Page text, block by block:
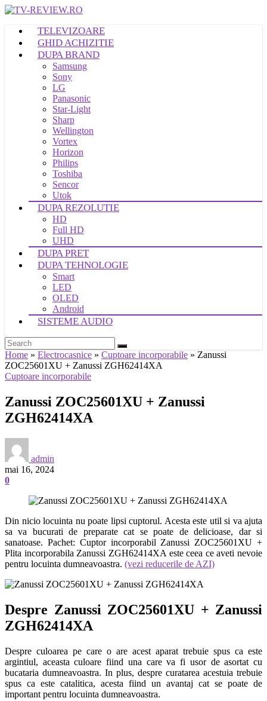
TELEVIZOARE
GHID ACHIZITIE
DUPA BRAND
Samsung
Sony
LG
Panasonic
Star-Light
Sharp
Wellington
Vortex
Horizon
Philips
Toshiba
Sencor
Utok
DUPA REZOLUTIE
HD
Full HD
UHD
DUPA PRET
DUPA TEHNOLOGIE
Smart
LED
OLED
Android
SISTEME AUDIO
Home » Electrocasnice » Cuptoare incorporabile » Zanussi
ZOC25601XU + Zanussi ZGH62414XA
Cuptoare incorporabile
Zanussi ZOC25601XU + Zanussi
ZGH62414XA
admin
mai 16, 2024
0
Din nicio locuinta nu poate lipsi cuptorul. Acesta este util si va ajuta
sa va bucurati de preparate cat se poate de delicioase, dar si
sanatoase. Pachet: Cuptor incorporabil Zanussi ZOC25601XU +
Plita incorporabila Zanussi ZGH62414XA este ceea ce aveti nevoie
pentru locuinta dumneavoastra. (vezi reducerile de AZI)
Despre Zanussi ZOC25601XU + Zanussi
ZGH62414XA
Despre culoarea pe care o are acest aparat trebuie spus ca este
argintiul, aceasta culoare fiind una care va fi usor de asortat cu
bucataria dumneavoastra. In plus, despre curatarea acestuia trebuie
spus ca este catalitica, acesta fiind un avantaj cat se poate de
important pentru locuinta dumneavoastra.